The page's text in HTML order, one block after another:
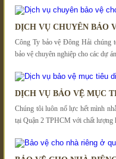
DỊCH VỤ CHUYÊN BẢO
Công Ty bảo vệ Đông Hải chúng
bảo vệ chuyên nghiệp cho các dự án
DỊCH VỤ BẢO VỆ MỤC
Chúng tôi luôn nổ lực hết mình
tại Quận 2 TPHCM với chất lượng